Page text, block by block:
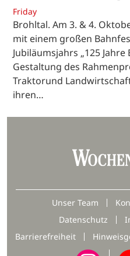
Friday
Brohltal. Am 3. & 4.
mit einem großen
Jubiläumsjahrs „125
Gestaltung des
Traktorund
ihren…
Unser Team
Datenschutz
Barrierefreiheit